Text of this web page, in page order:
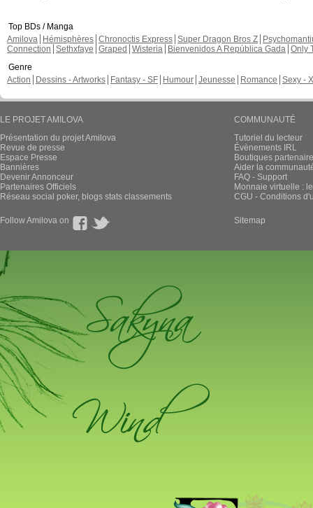
Top BDs / Manga
Amilova
Hémisphères Chronoctis Express Super Dragon Bros Z
Connection Sethxfaye Graped Wisteria Bienvenidos A República Gada Only
Genre
Action
Dessins - Artworks Fantasy - SF Humour Jeunesse Romance Sexy -
LE PROJET AMILOVA
Présentation du projet Amilova
Revue de presse
Espace Presse
Bannières
Devenir Annonceur
Partenaires Officiels
Réseau social poker, blogs stats classements
COMMUNAUTÉ
Tutoriel du lecteur
Évènements IRL
Boutiques
Aider la
FAQ - Support
Monnaie virtuelle :
CGU - Conditions
Follow Amilova on Sitemap